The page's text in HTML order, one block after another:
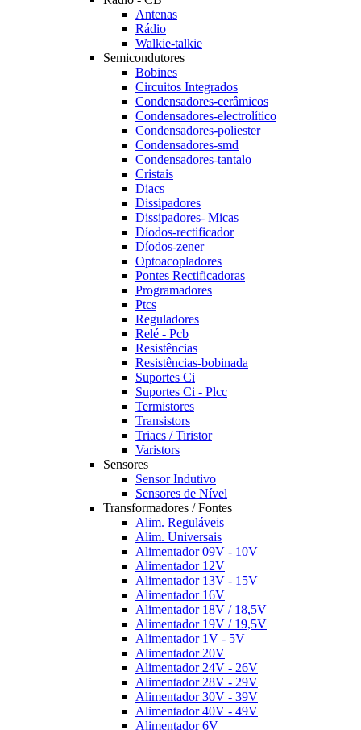
Antenas
Rádio
Walkie-talkie
Semicondutores
Bobines
Circuitos Integrados
Condensadores-cerâmicos
Condensadores-electrolítico
Condensadores-poliester
Condensadores-smd
Condensadores-tantalo
Cristais
Diacs
Dissipadores
Dissipadores- Micas
Díodos-rectificador
Díodos-zener
Optoacopladores
Pontes Rectificadoras
Programadores
Ptcs
Reguladores
Relé - Pcb
Resistências
Resistências-bobinada
Suportes Ci
Suportes Ci - Plcc
Termistores
Transistors
Triacs / Tiristor
Varistors
Sensores
Sensor Indutivo
Sensores de Nível
Transformadores / Fontes
Alim. Reguláveis
Alim. Universais
Alimentador 09V - 10V
Alimentador 12V
Alimentador 13V - 15V
Alimentador 16V
Alimentador 18V / 18,5V
Alimentador 19V / 19,5V
Alimentador 1V - 5V
Alimentador 20V
Alimentador 24V - 26V
Alimentador 28V - 29V
Alimentador 30V - 39V
Alimentador 40V - 49V
Alimentador 6V